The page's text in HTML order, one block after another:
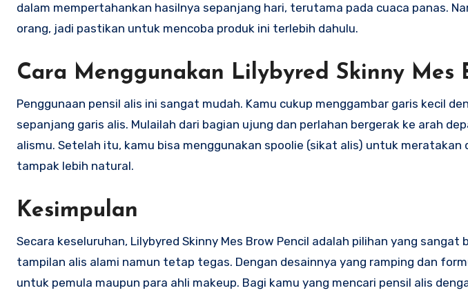
dalam mempertahankan hasilnya sepanjang hari, terutama pada cuaca panas.
orang, jadi pastikan untuk mencoba produk ini terlebih dahulu.
Cara Menggunakan Lilybyred Skinny Mes
Penggunaan pensil alis ini sangat mudah. Kamu cukup menggambar garis kecil
sepanjang garis alis. Mulailah dari bagian ujung dan perlahan bergerak ke arah
alismu. Setelah itu, kamu bisa menggunakan spoolie (sikat alis) untuk meratakan
tampak lebih natural.
Kesimpulan
Secara keseluruhan, Lilybyred Skinny Mes Brow Pencil adalah pilihan yang
tampilan alis alami namun tetap tegas. Dengan desainnya yang ramping dan
untuk pemula maupun para ahli makeup. Bagi kamu yang mencari pensil alis